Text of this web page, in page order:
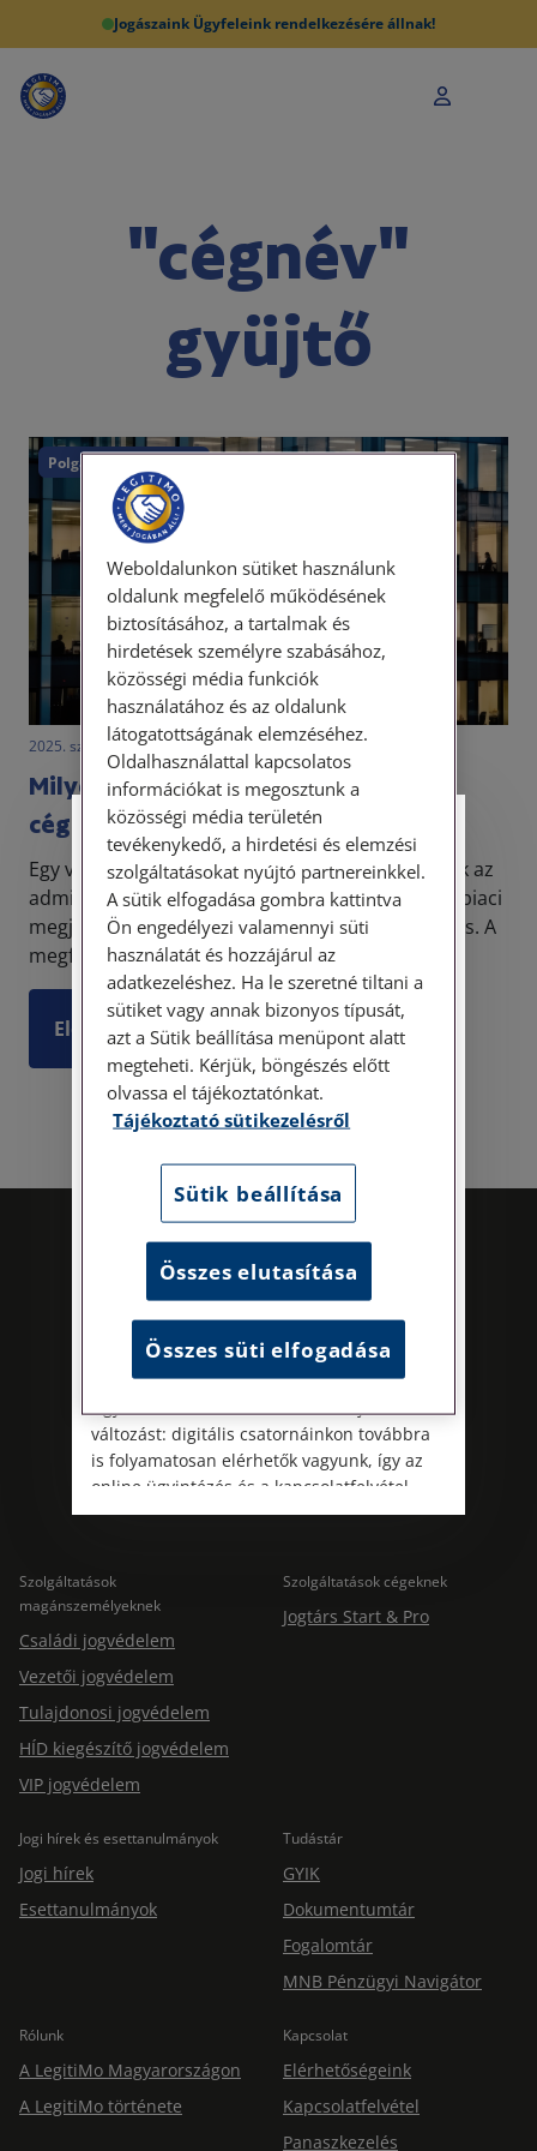
Jogászaink Ügyfeleink rendelkezésére állnak!
"cégnév"
gyüjtő
Polgári törvénykönyv
2025. szeptember 1. • dr. Papp Orsolya
Milyen szabályok vonatkoznak a
cégnév megválasztására?
Egy vállalkozás elindításakor a cég neve nemcsak az
adminisztráció szempontjából fontos, hanem a piaci
megjelenés és az üzleti identitás egyik alapköve is. A
megfelelő cégnév hozzájárulhat a cég jó...
Elolvasom
Kövess minket!
Szolgáltatások
magánszemélyeknek
Családi jogvédelem
Vezetői jogvédelem
Tulajdonosi jogvédelem
HÍD kiegészítő jogvédelem
VIP jogvédelem
Szolgáltatások cégeknek
Jogtárs Start & Pro
Jogi hírek és esettanulmányok
Jogi hírek
Esettanulmányok
Tudástár
GYIK
Dokumentumtár
Fogalomtár
MNB Pénzügyi Navigátor
Rólunk
A LegitiMo Magyarországon
A LegitiMo története
Kapcsolat
Elérhetőségeink
Kapcsolatfelvétel
Panaszkezelés
Személyes ügyfélfogadás
Tisztelt Ügyfeleink!
Személyes ügyfélszolgálatunk telefonon
történő előzetes időpontegyeztetés után,
szerdai napokon érhető el.
Címünk: 1087 Budapest, Hungária körút
30/A. 8. emelet. Pontos megközelítési
útmutatónk a Kapcsolat – Elérhetőségeink
menüpont alatt érhető el.
részeként augusztus 8-án, szombaton
irodamentes, home office munkanapot
tartunk. A rendkívüli hőségre és az
energiaellátási rendszer terhelésére
tekintettel ezzel egyszerre óvjuk
munkatársaink egészségét és csökkentjük
irodáink energiafelhasználását.
Ügyfeleink számára mindez nem jelent
változást: digitális csatornáinkon továbbra
is folyamatosan elérhetők vagyunk, így az
online ügyintézés és a kapcsolatfelvétel
változatlanul biztosított.
Weboldalunkon sütiket használunk
oldalunk megfelelő működésének
biztosításához, a tartalmak és
hirdetések személyre szabásához,
közösségi média funkciók
használatához és az oldalunk
látogatottságának elemzéséhez.
Oldalhasználattal kapcsolatos
információkat is megosztunk a
közösségi média területén
tevékenykedő, a hirdetési és elemzési
szolgáltatásokat nyújtó partnereinkkel.
A sütik elfogadása gombra kattintva
Ön engedélyezi valamennyi süti
használatát és hozzájárul az
adatkezeléshez. Ha le szeretné tiltani a
sütiket vagy annak bizonyos típusát,
azt a Sütik beállítása menüpont alatt
megteheti. Kérjük, böngészés előtt
olvassa el tájékoztatónkat.
Tájékoztató sütikezelésről
Sütik beállítása
Összes elutasítása
Összes süti elfogadása